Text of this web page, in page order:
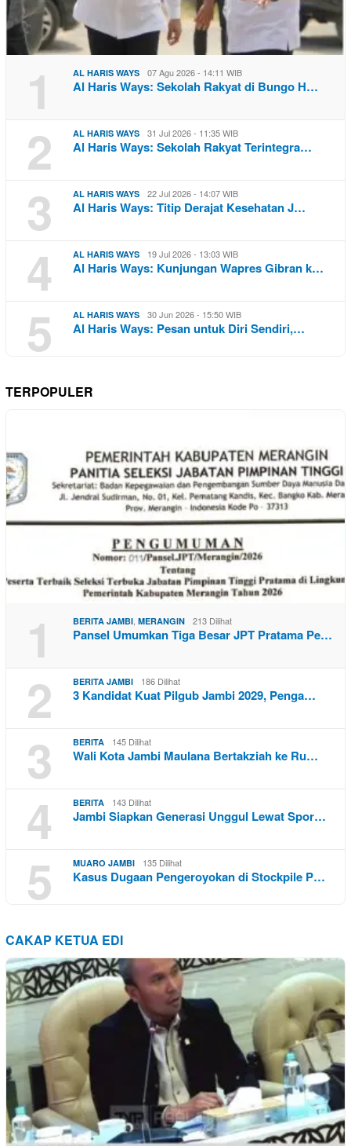
1 AL HARIS WAYS 07 Agu 2026 - 14:11 WIB
Al Haris Ways: Sekolah Rakyat di Bungo H…
2 AL HARIS WAYS 31 Jul 2026 - 11:35 WIB
Al Haris Ways: Sekolah Rakyat Terintegra…
3 AL HARIS WAYS 22 Jul 2026 - 14:07 WIB
Al Haris Ways: Titip Derajat Kesehatan J…
4 AL HARIS WAYS 19 Jul 2026 - 13:03 WIB
Al Haris Ways: Kunjungan Wapres Gibran k…
5 AL HARIS WAYS 30 Jun 2026 - 15:50 WIB
Al Haris Ways: Pesan untuk Diri Sendiri,…
TERPOPULER
1 BERITA JAMBI MERANGIN 213 Dilihat
Pansel Umumkan Tiga Besar JPT Pratama Pe…
2 BERITA JAMBI 186 Dilihat
3 Kandidat Kuat Pilgub Jambi 2029, Penga…
3 BERITA 145 Dilihat
Wali Kota Jambi Maulana Bertakziah ke Ru…
4 BERITA 143 Dilihat
Jambi Siapkan Generasi Unggul Lewat Spor…
5 MUARO JAMBI 135 Dilihat
Kasus Dugaan Pengeroyokan di Stockpile P…
CAKAP KETUA EDI